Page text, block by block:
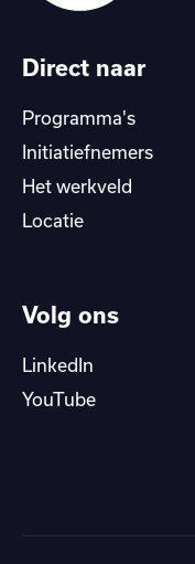
Direct naar
Programma's
Initiatiefnemers
Het werkveld
Locatie
Volg ons
LinkedIn
YouTube